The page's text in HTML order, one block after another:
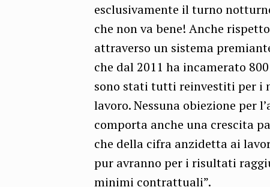
esclusivamente il turno
che non va bene! Anche
attraverso un sistema
che dal 2011 ha incamerato
sono stati tutti reinvestiti per i
lavoro. Nessuna obiezione per
comporta anche una crescita
che della cifra anzidetta ai
pur avranno per i risultati
minimi contrattuali”.